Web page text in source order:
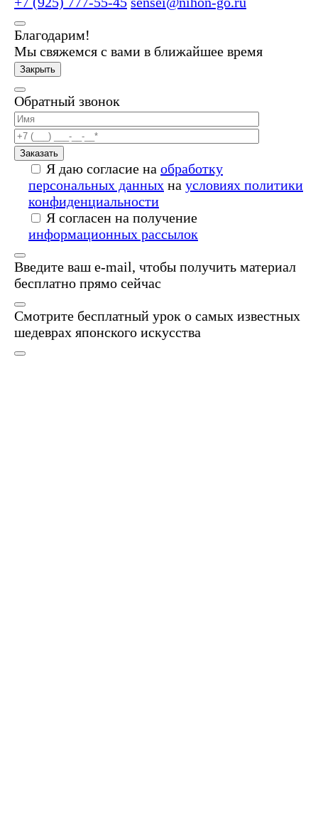
Благодарим!
Мы свяжемся с вами в ближайшее время
Закрыть
Обратный звонок
Заказать
Я даю согласие на обработку
персональных данных на условиях политики
конфиденциальности
Я согласен на получение
информационных рассылок
Введите ваш e-mail, чтобы получить материал
бесплатно прямо сейчас
Смотрите бесплатный урок о самых известных
шедеврах японского искусства